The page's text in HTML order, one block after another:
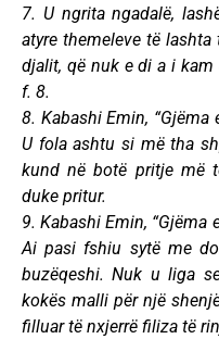
7. U ngrita ngadalë,
atyre themeleve të
djalit, që nuk e di a i kam
f. 8.
8. Kabashi Emin, “Gjëma
U fola ashtu si më tha
kund në botë pritje më
duke pritur.
9. Kabashi Emin, “Gjëma
Ai pasi fshiu sytë me
buzëqeshi. Nuk u liga
kokës malli për një
filluar të nxjerrë filiza të